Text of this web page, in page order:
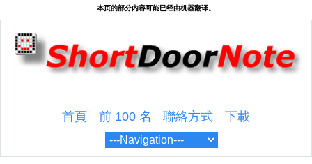
首頁 前 100 名 聯絡方式 下載